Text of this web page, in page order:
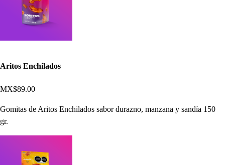
Aritos Enchilados
MX$89.00
Gomitas de Aritos Enchilados sabor durazno, manzana y sandía 150
gr.